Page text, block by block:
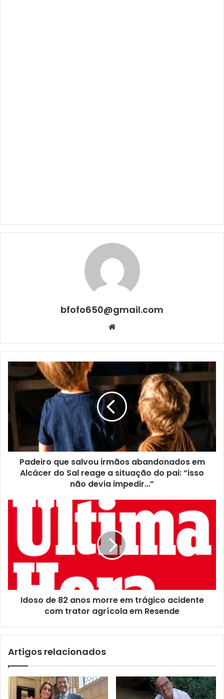
bfofo650@gmail.com
Website
Padeiro que salvou irmãos abandonados em
Alcácer do Sal reage a situação do pai: “isso
não devia impedir…”
Idoso de 82 anos morre em trágico acidente
com trator agrícola em Resende
Artigos relacionados